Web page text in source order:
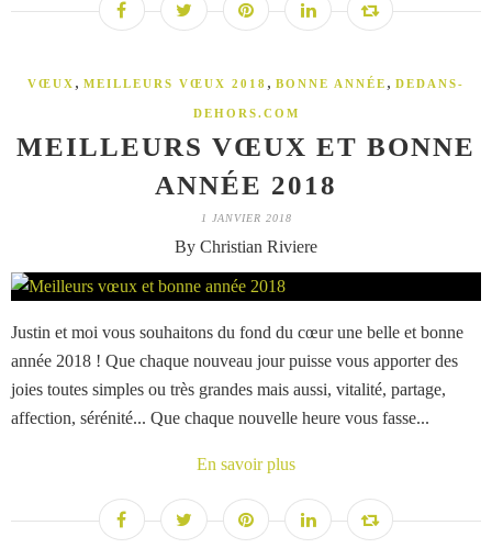
VŒUX , MEILLEURS VŒUX 2018 , BONNE ANNÉE , DEDANS-
DEHORS.COM
MEILLEURS VŒUX ET BONNE
ANNÉE 2018
1 JANVIER 2018
By Christian Riviere
Justin et moi vous souhaitons du fond du cœur une belle et bonne
année 2018 ! Que chaque nouveau jour puisse vous apporter des
joies toutes simples ou très grandes mais aussi, vitalité, partage,
affection, sérénité... Que chaque nouvelle heure vous fasse...
En savoir plus